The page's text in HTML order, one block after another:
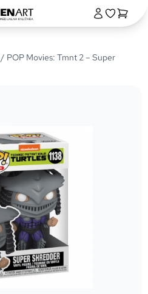
/ POP Movies: Tmnt 2 – Super